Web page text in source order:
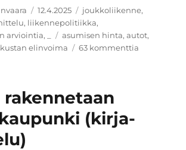
ai
l
k
e
d
n
at
s
A
p
e
g
r
m
a
re
Julkaistu
12.4.2025 Kategoriat
joukkoliikenne,
, liikennepolitiikka,
arviointia, Avainsanat
asumisen hinta,autot,
elinvoima 63 kommenttia
rakennetaan
(kirja-